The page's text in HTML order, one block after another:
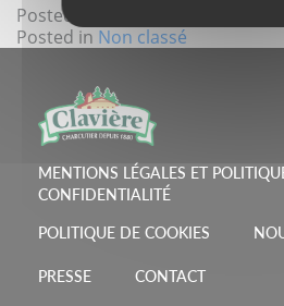
Posted on
Posted in Non classé
MENTIONS LÉGALES ET
CONFIDENTIALITÉ
POLITIQUE DE COOKIES
PRESSE CONTACT